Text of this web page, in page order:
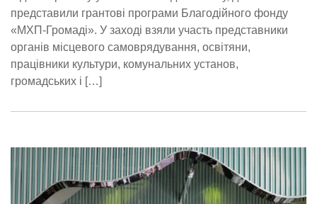
представили грантові програми Благодійного фонду
«МХП-Громаді». У заході взяли участь представники
органів місцевого самоврядування, освітяни,
працівники культури, комунальних установ,
громадських і […]